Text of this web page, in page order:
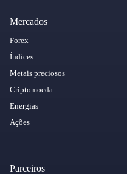
Mercados
Forex
Índices
Metais preciosos
Criptomoeda
Energias
Ações
Parceiros